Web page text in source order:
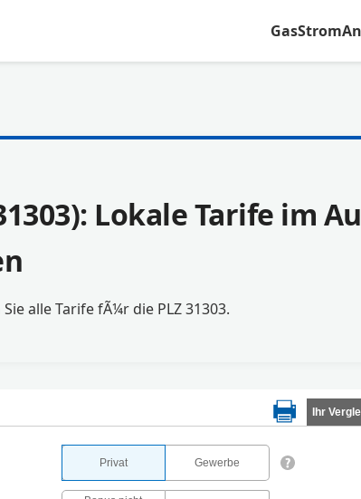
GasStrom
Lokale Tarife im
alle Tarife fÃ¼r die PLZ 31303.